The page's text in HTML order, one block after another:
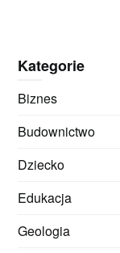
Kategorie
Biznes
Budownictwo
Dziecko
Edukacja
Geologia